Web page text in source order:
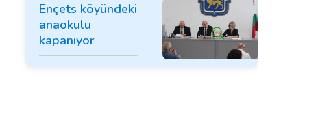
Ençets köyündeki
anaokulu
kapanıyor